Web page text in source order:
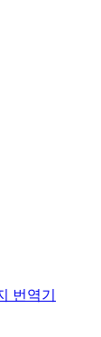
번역기